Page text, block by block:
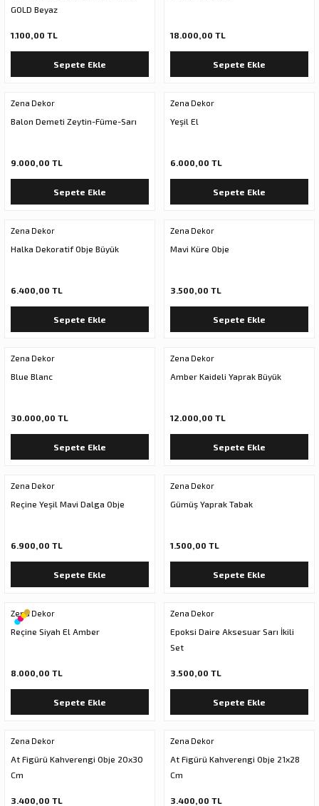
GOLD Beyaz
1.100,00 TL
Sepete Ekle
18.000,00 TL
Sepete Ekle
Zena Dekor
Balon Demeti Zeytin-Füme-Sarı
9.000,00 TL
Sepete Ekle
Zena Dekor
Yeşil El
6.000,00 TL
Sepete Ekle
Zena Dekor
Halka Dekoratif Obje Büyük
6.400,00 TL
Sepete Ekle
Zena Dekor
Mavi Küre Obje
3.500,00 TL
Sepete Ekle
Zena Dekor
Blue Blanc
30.000,00 TL
Sepete Ekle
Zena Dekor
Amber Kaideli Yaprak Büyük
12.000,00 TL
Sepete Ekle
Zena Dekor
Reçine Yeşil Mavi Dalga Obje
6.900,00 TL
Sepete Ekle
Zena Dekor
Gümüş Yaprak Tabak
1.500,00 TL
Sepete Ekle
Zena Dekor
Reçine Siyah El Amber
8.000,00 TL
Sepete Ekle
Zena Dekor
Epoksi Daire Aksesuar Sarı İkili
Set
3.500,00 TL
Sepete Ekle
Zena Dekor
At Figürü Kahverengi Obje 20x30
Cm
3.400,00 TL
Zena Dekor
At Figürü Kahverengi Obje 21x28
Cm
3.400,00 TL